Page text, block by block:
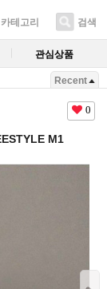
카테고리 검색
관심상품
Recent
0
M1